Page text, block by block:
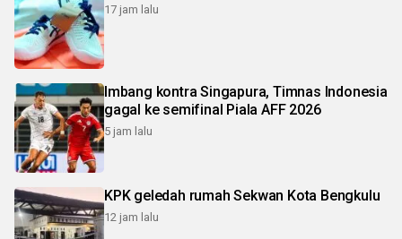
17 jam lalu
Imbang kontra Singapura, Timnas Indonesia
gagal ke semifinal Piala AFF 2026
5 jam lalu
KPK geledah rumah Sekwan Kota Bengkulu
12 jam lalu